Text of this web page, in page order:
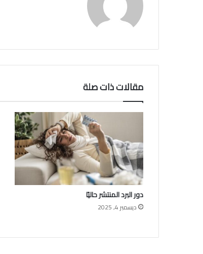
مقالات ذات صلة
دور البرد المنتشر حاليًا
ديسمبر 4, 2025